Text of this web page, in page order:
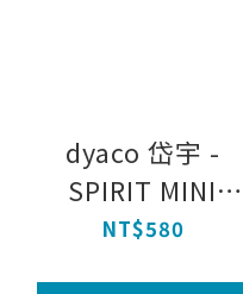
dyaco 岱宇 -
SPIRIT MINI
BANDS健身彈力帶
NT$580